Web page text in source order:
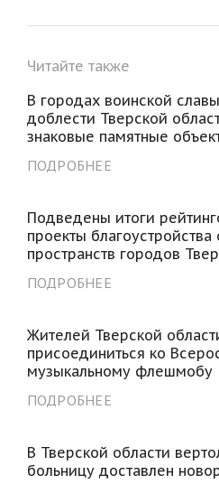
Читайте также
В городах воинской
доблести Тверской
знаковые памятные
ПОДРОБНЕЕ
Подведены итоги
проекты
пространств городов
ПОДРОБНЕЕ
Жителей Тверской
присоединиться ко
музыкальному флешмобу
ПОДРОБНЕЕ
В Тверской области
больницу доставлен